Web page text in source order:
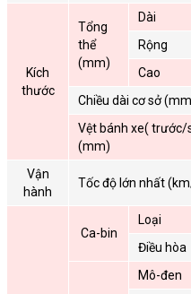
Kích
thước
Tổng
thể
(mm)
Dài
Rộng
Cao
Chiều dài cơ sở
Vệt bánh xe( trước/
(mm)
Vận
hành
Tốc độ lớn nhất
Ca-bin
Loại
Điều hòa
Mô-đen